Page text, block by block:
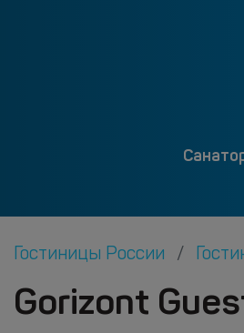
Гостиницы России
Gorizont